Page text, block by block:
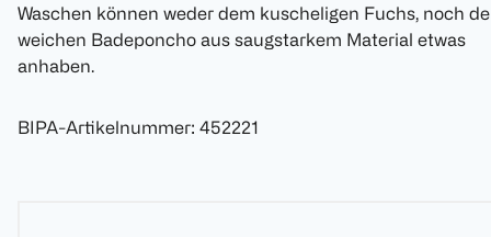
Waschen können weder dem kuscheligen Fuchs, noch
weichen Badeponcho aus saugstarkem Material etwas
anhaben.
BIPA-Artikelnummer: 452221